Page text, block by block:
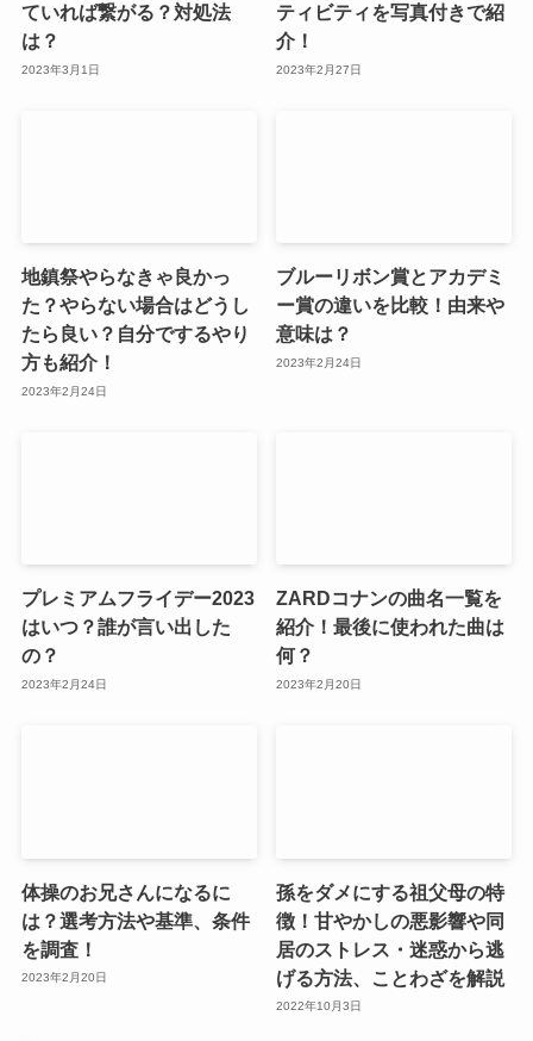
ていれば繋がる？対処法
は？
2023年3月1日
ティビティを写真付きで紹
介！
2023年2月27日
地鎮祭やらなきゃ良かっ
た？やらない場合はどうし
たら良い？自分でするやり
方も紹介！
2023年2月24日
ブルーリボン賞とアカデミ
ー賞の違いを比較！由来や
意味は？
2023年2月24日
プレミアムフライデー2023
はいつ？誰が言い出した
の？
2023年2月24日
ZARDコナンの曲名一覧を
紹介！最後に使われた曲は
何？
2023年2月20日
体操のお兄さんになるに
は？選考方法や基準、条件
を調査！
2023年2月20日
孫をダメにする祖父母の特
徴！甘やかしの悪影響や同
居のストレス・迷惑から逃
げる方法、ことわざを解説
2022年10月3日